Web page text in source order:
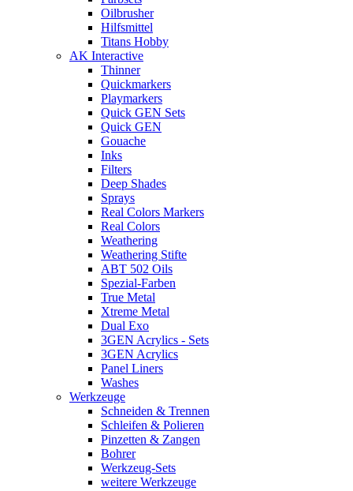
Oilbrusher
Hilfsmittel
Titans Hobby
AK Interactive
Thinner
Quickmarkers
Playmarkers
Quick GEN Sets
Quick GEN
Gouache
Inks
Filters
Deep Shades
Sprays
Real Colors Markers
Real Colors
Weathering
Weathering Stifte
ABT 502 Oils
Spezial-Farben
True Metal
Xtreme Metal
Dual Exo
3GEN Acrylics - Sets
3GEN Acrylics
Panel Liners
Washes
Werkzeuge
Schneiden & Trennen
Schleifen & Polieren
Pinzetten & Zangen
Bohrer
Werkzeug-Sets
weitere Werkzeuge